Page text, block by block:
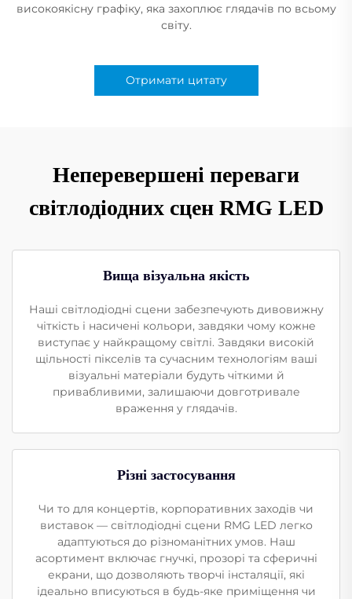
високоякісну графіку, яка захоплює глядачів по всьому
світу.
Отримати цитату
Неперевершені переваги
світлодіодних сцен RMG LED
Вища візуальна якість
Наші світлодіодні сцени забезпечують дивовижну
чіткість і насичені кольори, завдяки чому кожне
виступає у найкращому світлі. Завдяки високій
щільності пікселів та сучасним технологіям ваші
візуальні матеріали будуть чіткими й
привабливими, залишаючи довготривале
враження у глядачів.
Різні застосування
Чи то для концертів, корпоративних заходів чи
виставок — світлодіодні сцени RMG LED легко
адаптуються до різноманітних умов. Наш
асортимент включає гнучкі, прозорі та сферичні
екрани, що дозволяють творчі інсталяції, які
ідеально вписуються в будь-яке приміщення чи